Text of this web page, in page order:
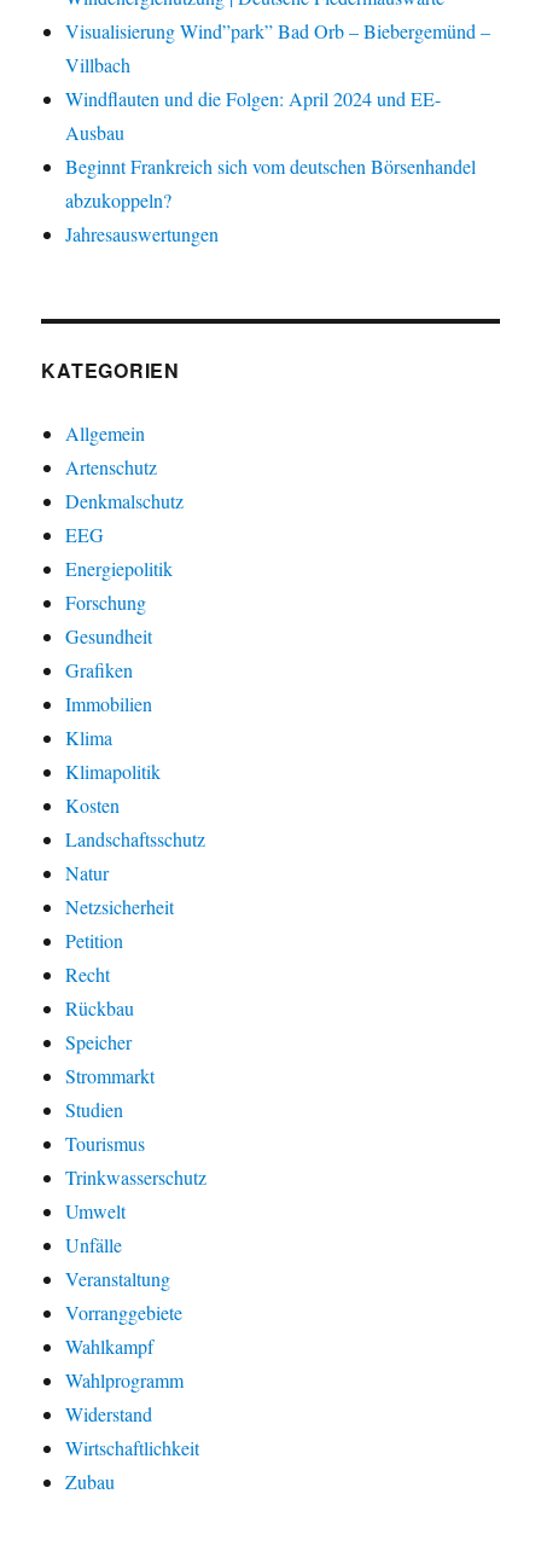
Visualisierung Wind”park” Bad Orb – Biebergemünd –
Villbach
Windflauten und die Folgen: April 2024 und EE-
Ausbau
Beginnt Frankreich sich vom deutschen Börsenhandel
abzukoppeln?
Jahresauswertungen
KATEGORIEN
Allgemein
Artenschutz
Denkmalschutz
EEG
Energiepolitik
Forschung
Gesundheit
Grafiken
Immobilien
Klima
Klimapolitik
Kosten
Landschaftsschutz
Natur
Netzsicherheit
Petition
Recht
Rückbau
Speicher
Strommarkt
Studien
Tourismus
Trinkwasserschutz
Umwelt
Unfälle
Veranstaltung
Vorranggebiete
Wahlkampf
Wahlprogramm
Widerstand
Wirtschaftlichkeit
Zubau